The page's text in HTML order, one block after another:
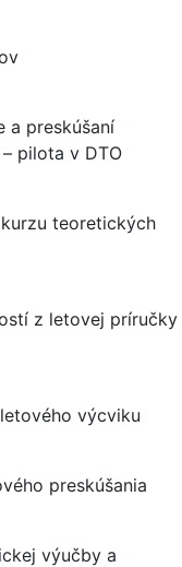
a preskúšaní
pilota v DTO
teoretických
z letovej príručky
výcviku
preskúšania
výučby a